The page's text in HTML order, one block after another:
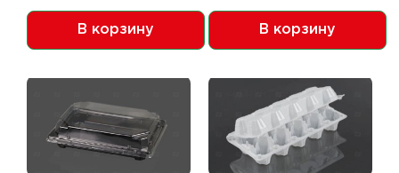
В корзину В корзину